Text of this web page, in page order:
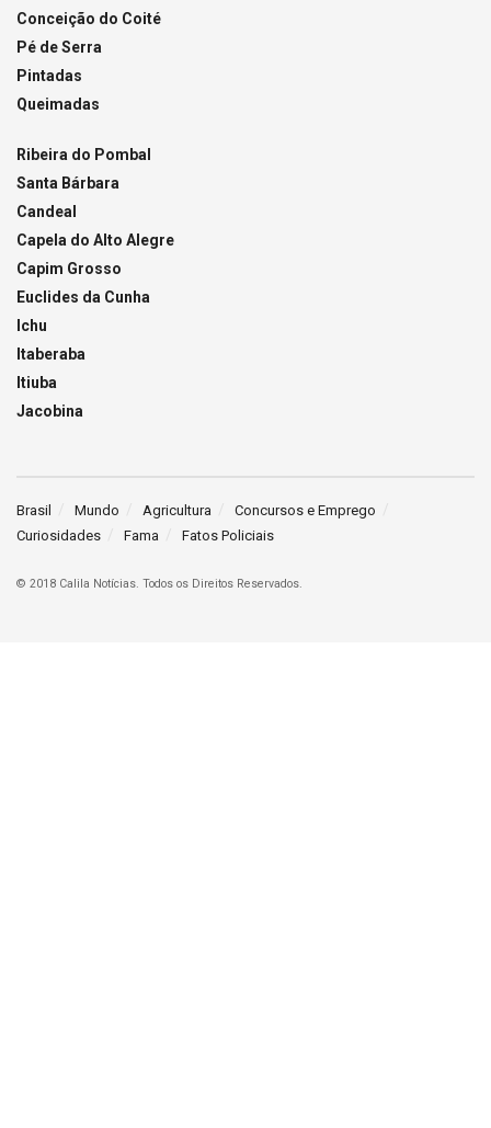
Conceição do Coité
Pé de Serra
Pintadas
Queimadas
Ribeira do Pombal
Santa Bárbara
Candeal
Capela do Alto Alegre
Capim Grosso
Euclides da Cunha
Ichu
Itaberaba
Itiuba
Jacobina
Brasil Mundo Agricultura
Concursos e Emprego
Curiosidades
Fama Fatos Policiais
© 2018 Calila Notícias. Todos os Direitos Reservados.